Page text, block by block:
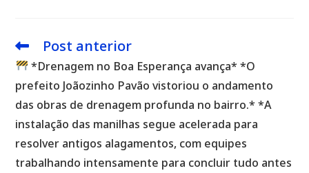
Leia
artigos
Post anterior
*Drenagem no Boa Esperança avança* *O
prefeito Joãozinho Pavão vistoriou o andamento
das obras de drenagem profunda no bairro.* *A
instalação das manilhas segue acelerada para
resolver antigos alagamentos, com equipes
trabalhando intensamente para concluir tudo antes